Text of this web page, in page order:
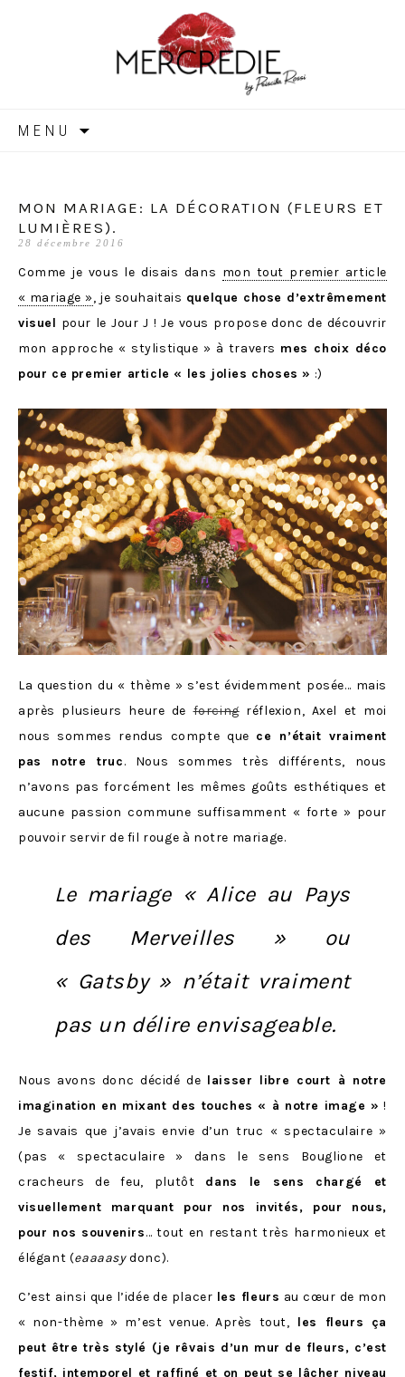
MERCREDIE
MENU
MON MARIAGE: LA DÉCORATION (FLEURS ET
LUMIÈRES).
28 décembre 2016
Comme je vous le disais dans mon tout premier article
« mariage », je souhaitais quelque chose d’extrêmement
visuel pour le Jour J ! Je vous propose donc de découvrir
mon approche « stylistique » à travers mes choix déco
pour ce premier article « les jolies choses » :)
La question du « thème » s’est évidemment posée… mais
après plusieurs heure deforcingréflexion, Axel et moi
nous sommes rendus compte que ce n’était vraiment
pas notre truc. Nous sommes très différents, nous
n’avons pas forcément les mêmes goûts esthétiques et
aucune passion commune suffisamment « forte » pour
pouvoir servir de fil rouge à notre mariage.
Le mariage « Alice au Pays
des Merveilles » ou
« Gatsby » n’était vraiment
pas un délire envisageable.
Nous avons donc décidé de laisser libre court à notre
imagination en mixant des touches « à notre image » !
Je savais que j’avais envie d’un truc « spectaculaire »
(pas « spectaculaire » dans le sens Bouglione et
cracheurs de feu, plutôt dans le sens chargé et
visuellement marquant pour nos invités, pour nous,
pour nos souvenirs… tout en restant très harmonieux et
élégant (eaaaasydonc).
C’est ainsi que l’idée de placer les fleurs au cœur de mon
« non-thème » m’est venue. Après tout, les fleurs ça
peut être très stylé (je rêvais d’un mur de fleurs, c’est
festif, intemporel et raffiné et on peut se lâcher niveau